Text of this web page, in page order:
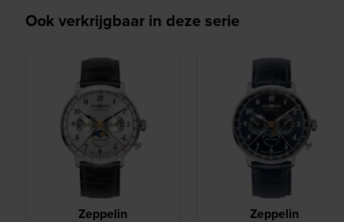
Ook verkrijgbaar in deze serie
Zeppelin Zeppelin